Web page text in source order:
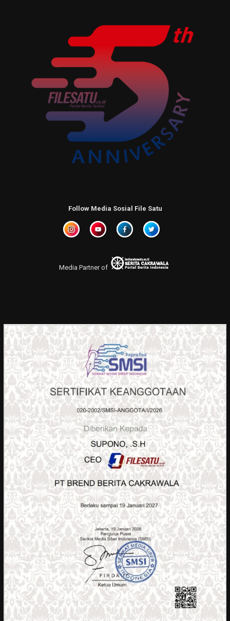
Follow Media Sosial File Satu
Media Partner of